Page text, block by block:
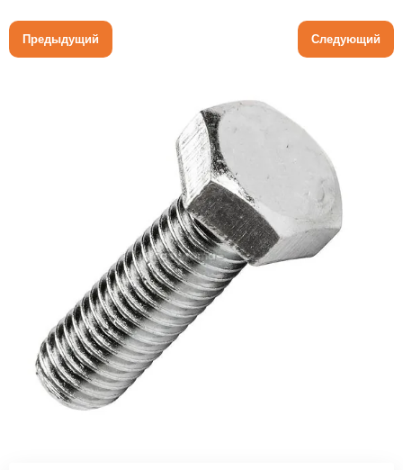
Предыдущий Следующий